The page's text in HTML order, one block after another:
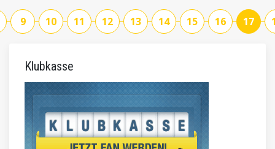
9 10 11 12 13 14 15 16 17
Klubkasse